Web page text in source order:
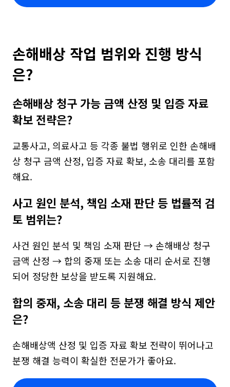
손해배상 작업 범위와 진행 방식
은?
손해배상 청구 가능 금액 산정 및 입증 자료
확보 전략은?
교통사고, 의료사고 등 각종 불법 행위로 인한 손해배
상 청구 금액 산정, 입증 자료 확보, 소송 대리를 포함
해요.
사고 원인 분석, 책임 소재 판단 등 법률적 검
토 범위는?
사건 원인 분석 및 책임 소재 판단 → 손해배상 청구
금액 산정 → 합의 중재 또는 소송 대리 순서로 진행
되어 정당한 보상을 받도록 지원해요.
합의 중재, 소송 대리 등 분쟁 해결 방식 제안
은?
손해배상액 산정 및 입증 자료 확보 전략이 뛰어나고
분쟁 해결 능력이 확실한 전문가가 좋아요.